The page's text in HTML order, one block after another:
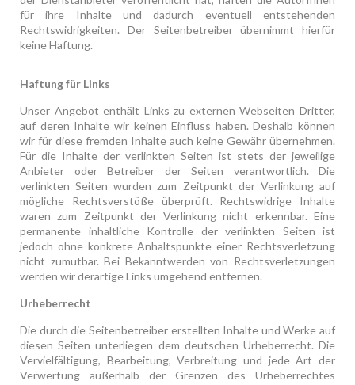
für ihre Inhalte und dadurch eventuell entstehenden
Rechtswidrigkeiten. Der Seitenbetreiber übernimmt hierfür
keine Haftung.
Haftung für Links
Unser Angebot enthält Links zu externen Webseiten Dritter,
auf deren Inhalte wir keinen Einfluss haben. Deshalb können
wir für diese fremden Inhalte auch keine Gewähr übernehmen.
Für die Inhalte der verlinkten Seiten ist stets der jeweilige
Anbieter oder Betreiber der Seiten verantwortlich. Die
verlinkten Seiten wurden zum Zeitpunkt der Verlinkung auf
mögliche Rechtsverstöße überprüft. Rechtswidrige Inhalte
waren zum Zeitpunkt der Verlinkung nicht erkennbar. Eine
permanente inhaltliche Kontrolle der verlinkten Seiten ist
jedoch ohne konkrete Anhaltspunkte einer Rechtsverletzung
nicht zumutbar. Bei Bekanntwerden von Rechtsverletzungen
werden wir derartige Links umgehend entfernen.
Urheberrecht
Die durch die Seitenbetreiber erstellten Inhalte und Werke auf
diesen Seiten unterliegen dem deutschen Urheberrecht. Die
Vervielfältigung, Bearbeitung, Verbreitung und jede Art der
Verwertung außerhalb der Grenzen des Urheberrechtes